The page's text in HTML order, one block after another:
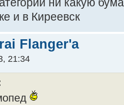
ни какую
и в Киреевск
Flanger'a
21:34